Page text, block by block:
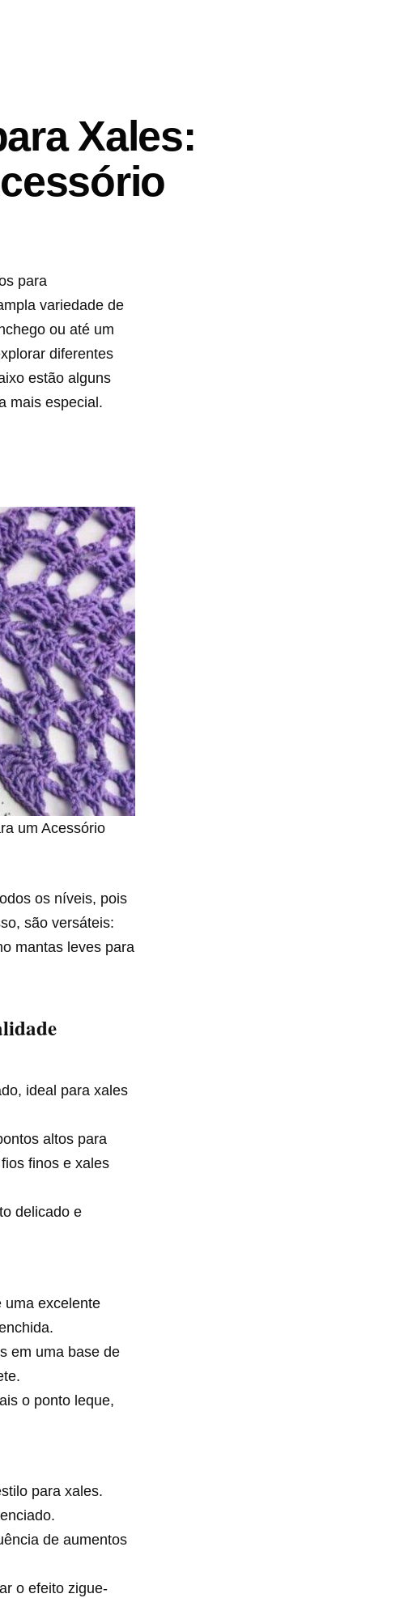
Xales:
para
variedade de
ou até um
diferentes
estão alguns
mais especial.
um Acessório
os níveis, pois
são versáteis:
mantas leves para
ideal para xales
altos para
finos e xales
delicado e
uma excelente
em uma base de
o ponto leque,
para xales.
de aumentos
o efeito zigue-